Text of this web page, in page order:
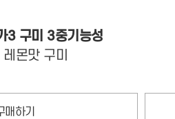
3 구미 3중기능성
몬맛 구미
매하기